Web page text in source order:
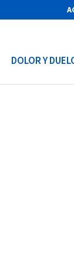
DOLOR Y